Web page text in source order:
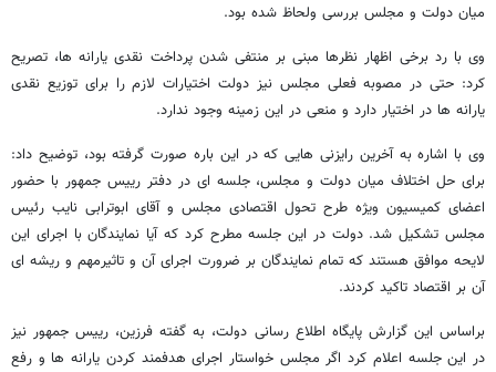
میان دولت و مجلس بررسی ولحاظ شده بود.
وی با رد برخی اظهار نظرها مبنی بر منتفی شدن پرداخت نقدی یارانه ها، تصریح
کرد: حتی در مصوبه فعلی مجلس نیز دولت اختیارات لازم را برای توزیع نقدی
یارانه ها در اختیار دارد و منعی در این زمینه وجود ندارد.
وی با اشاره به آخرین رایزنی هایی که در این باره صورت گرفته بود،‌ توضیح داد:
برای حل اختلاف میان دولت و مجلس، جلسه ای در دفتر رییس جمهور با حضور
اعضای کمیسیون ویژه طرح تحول اقتصادی مجلس و آقای ابوترابی نایب رئیس
مجلس تشکیل شد. دولت در این جلسه مطرح کرد که آیا نمایندگان با اجرای این
لایحه موافق هستند که تمام نمایندگان بر ضرورت اجرای آن و تاثیرمهم و ریشه ای
آن بر اقتصاد تاکید کردند.
براساس این گزارش پایگاه اطلاع رسانی دولت، به گفته فرزین، رییس جمهور نیز
در این جلسه اعلام کرد اگر مجلس خواستار اجرای هدفمند کردن یارانه ها و رفع